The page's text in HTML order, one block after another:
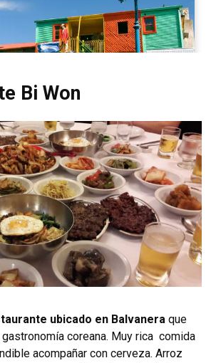
Bi Won
ubicado en Balvanera que
coreana. Muy rica comida
acompañar con cerveza. Arroz